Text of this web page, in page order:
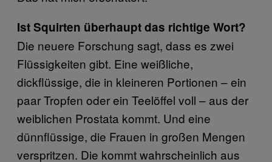
Ist Squirten überhaupt das richtige Wort?
Die neuere Forschung sagt, dass es zwei
Flüssigkeiten gibt. Eine weißliche,
dickflüssige, die in kleineren Portionen – ein
paar Tropfen oder ein Teelöffel voll – aus der
weiblichen Prostata kommt. Und eine
dünnflüssige, die Frauen in großen Mengen
verspritzen. Die kommt wahrscheinlich aus